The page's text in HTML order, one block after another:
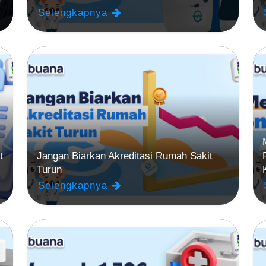
Selengkapnya
Jangan Biarkan Akreditasi Rumah Sakit
Turun
Selengkapnya